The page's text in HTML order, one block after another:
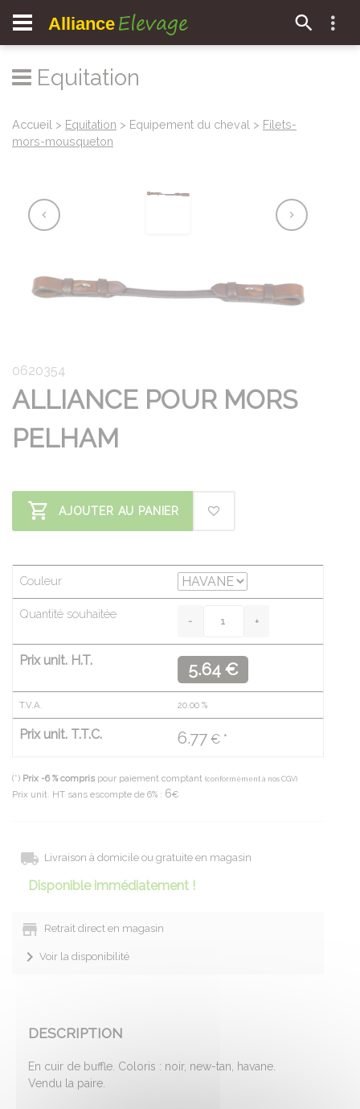
Alliance Elevage
Equitation
Accueil > Equitation > Equipement du cheval > Filets-
mors-mousqueton
0620354
ALLIANCE POUR MORS
PELHAM
AJOUTER AU PANIER
Couleur
Quantité souhaitée
Prix unit. H.T. 5.64 €
T.V.A. 20.00 %
Prix unit. T.T.C. 6.77 € *
(*) Prix -6 % compris pour paiement comptant (conformément à nos CGV)
Prix unit. HT sans escompte de 6% : 6€
Livraison à domicile ou gratuite en magasin
Disponible immédiatement !
Retrait direct en magasin
Voir la disponibilité
DESCRIPTION
En cuir de buffle. Coloris : noir, new-tan, havane.
Vendu la paire.